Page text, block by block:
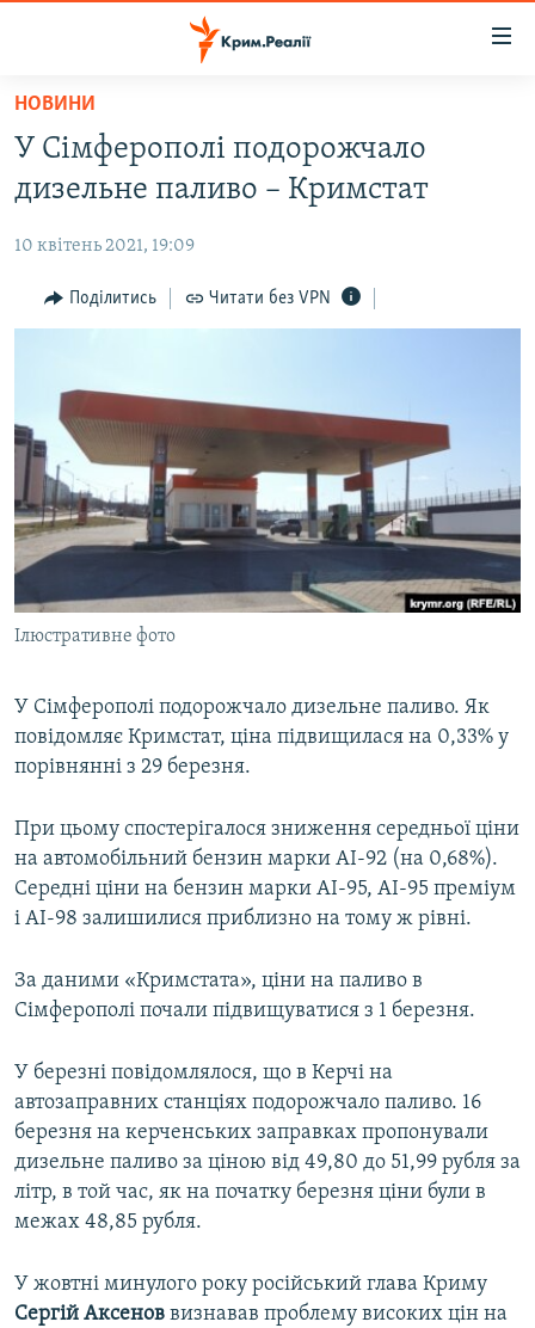
Перейти
основного
матеріалу
до
навігації
Перейти
пошуку
НОВИНИ
ВОДА.КРИМ
ПОЛІТИКА
БЛОГИ
ІНТЕРВ'Ю
ВСЕ ЗА ДЕНЬ
СПЕЦПРОЕКТИ
ДЕПОРТАЦІЯ
ВІДЕОУРОКИ «ELIFBE»
СВІДЧЕННЯ ОКУПАЦІЇ
УКРАЇНСЬКА ПРОБЛЕМА КРИМУ
ЯК ОБІЙТИ БЛОКУВАННЯ
Русский
Qırımtatar
НОВИНИ
У Сімферополі подорожчало
дизельне паливо – Кримстат
10 квітень 2021, 19:09
Поділитись Читати без VPN
Ілюстративне фото
У Сімферополі подорожчало дизельне паливо. Як
повідомляє Кримстат, ціна підвищилася на 0,33% у
порівнянні з 29 березня.
При цьому спостерігалося зниження середньої ціни
на автомобільний бензин марки АІ-92 (на 0,68%).
Середні ціни на бензин марки АІ-95, АІ-95 преміум
і АІ-98 залишилися приблизно на тому ж рівні.
За даними «Кримстата», ціни на паливо в
Сімферополі почали підвищуватися з 1 березня.
У березні повідомлялося, що в Керчі на
автозаправних станціях подорожчало паливо. 16
березня на керченських заправках пропонували
дизельне паливо за ціною від 49,80 до 51,99 рубля за
літр, в той час, як на початку березня ціни були в
межах 48,85 рубля.
У жовтні минулого року російський глава Криму
Сергій Аксенов визнавав проблему високих цін на